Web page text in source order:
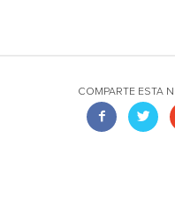
COMPARTE ESTA